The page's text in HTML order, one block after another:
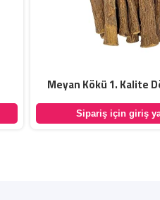
Meyan Kökü 1. Kalite
Sipariş için giriş